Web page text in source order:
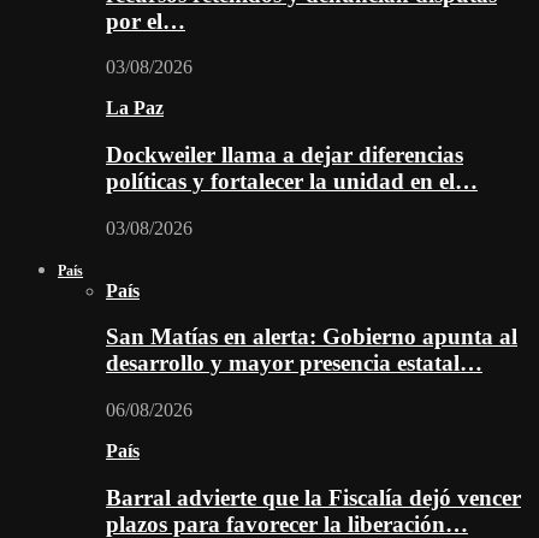
por el…
03/08/2026
La Paz
Dockweiler llama a dejar diferencias
políticas y fortalecer la unidad en el…
03/08/2026
País
País
San Matías en alerta: Gobierno apunta al
desarrollo y mayor presencia estatal…
06/08/2026
País
Barral advierte que la Fiscalía dejó vencer
plazos para favorecer la liberación…